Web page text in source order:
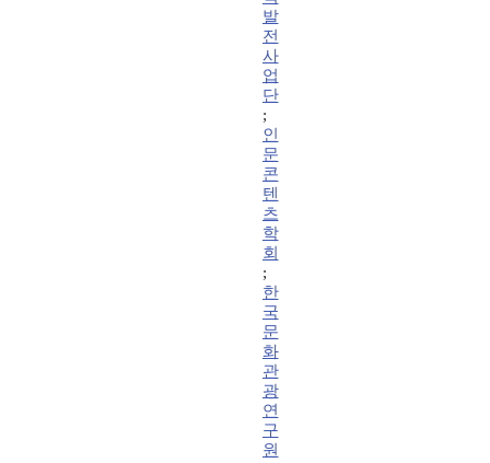
발
전
사
업
단
;
인
문
콘
텐
츠
학
회
;
한
국
문
화
관
광
연
구
원